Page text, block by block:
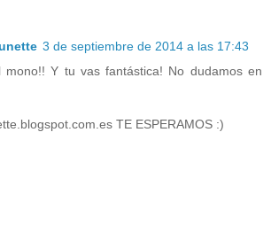
3 de septiembre de 2014 a las 17:43
mono!! Y tu vas fantástica! No dudamos en
TE ESPERAMOS :)